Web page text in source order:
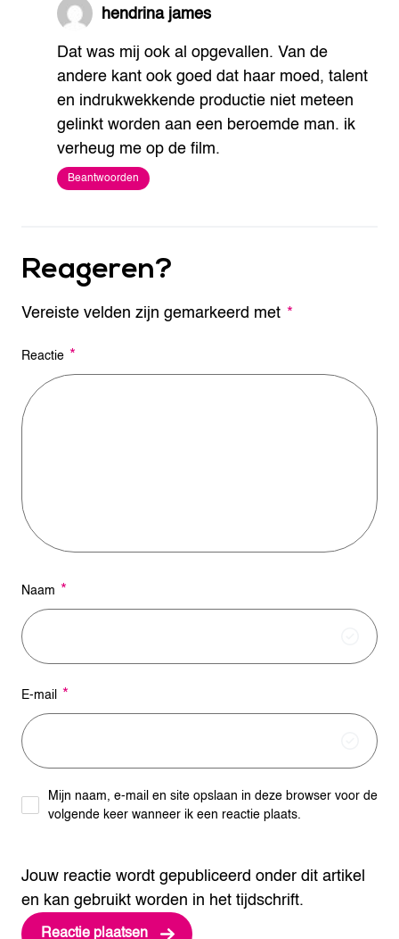
hendrina james
Dat was mij ook al opgevallen. Van de
andere kant ook goed dat haar moed, talent
en indrukwekkende productie niet meteen
gelinkt worden aan een beroemde man. ik
verheug me op de film.
Beantwoorden
Reageren?
Vereiste velden zijn gemarkeerd met *
Reactie *
Jouw reactie wordt gepubliceerd onder dit artikel
en kan gebruikt worden in het tijdschrift.
Naam *
E-mail *
Mijn naam, e-mail en site opslaan in deze browser voor de
volgende keer wanneer ik een reactie plaats.
A
t
e
n
a
e
: